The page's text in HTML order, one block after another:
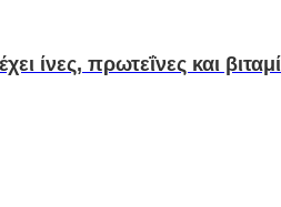
ίνες, πρωτεΐνες και